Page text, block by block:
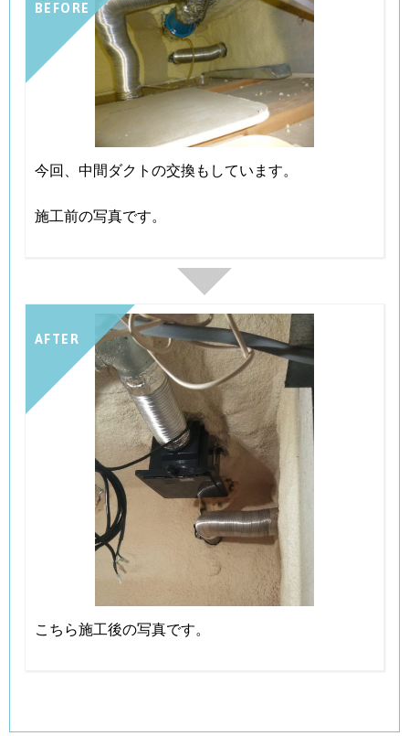
BEFORE
今回、中間ダクトの交換もしています。
施工前の写真です。
AFTER
こちら施工後の写真です。